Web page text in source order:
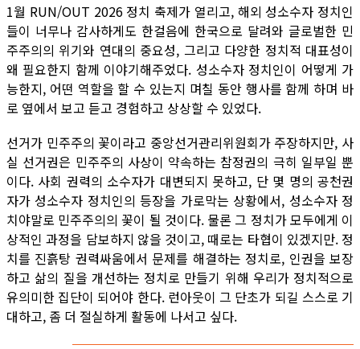
1월 RUN/OUT 2026 정치 축제가 열리고, 해외 성소수자 정치인
들이 너무나 감사하게도 한걸음에 한국으로 달려와 글로벌한 민
주주의의 위기와 연대의 중요성, 그리고 다양한 정치적 대표성이
왜 필요한지 함께 이야기해주었다. 성소수자 정치인이 어떻게 가
능한지, 어떤 역할을 할 수 있는지 며칠 동안 행사를 함께 하며 바
로 옆에서 보고 듣고 경험하고 상상할 수 있었다.
선거가 민주주의 꽃이라고 중앙선거관리위원회가 주장하지만, 사
실 선거권은 민주주의 사상이 약속하는 참정권의 극히 일부일 뿐
이다. 사회 권력의 소수자가 대변되지 못하고, 단 몇 명의 공천권
자가 성소수자 정치인의 등장을 가로막는 상황에서, 성소수자 정
치야말로 민주주의의 꽃이 될 것이다. 물론 그 정치가 모두에게 이
상적인 과정을 담보하지 않을 것이고, 때로는 타협이 있겠지만. 정
치를 진흙탕 권력싸움에서 문제를 해결하는 정치로, 인권을 보장
하고 삶의 질을 개선하는 정치로 만들기 위해 우리가 정치적으로
유의미한 집단이 되어야 한다. 런아웃이 그 단초가 되길 스스로 기
대하고, 좀 더 절실하게 활동에 나서고 싶다.